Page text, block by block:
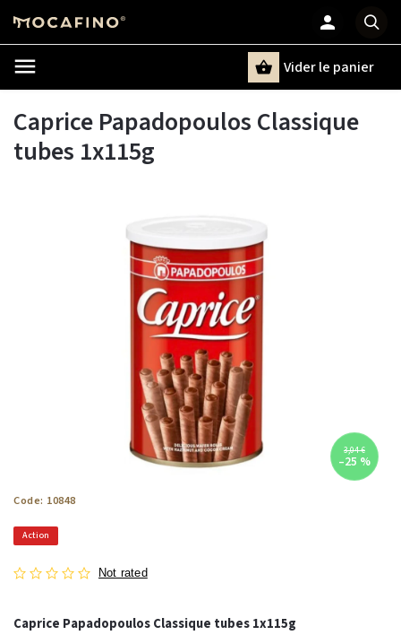
Chercher
Vider le panier
Caprice Papadopoulos Classique
tubes 1x115g
3,04 €
–25 %
Code: 10848
Action
Not rated
Caprice Papadopoulos Classique tubes 1x115g